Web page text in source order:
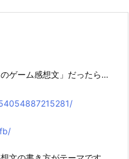
ゲーム感想文」だったら…